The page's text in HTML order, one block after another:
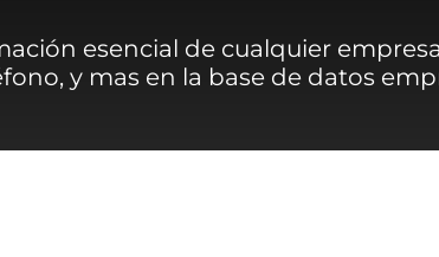
esencial de cualquier
y mas en la base de datos